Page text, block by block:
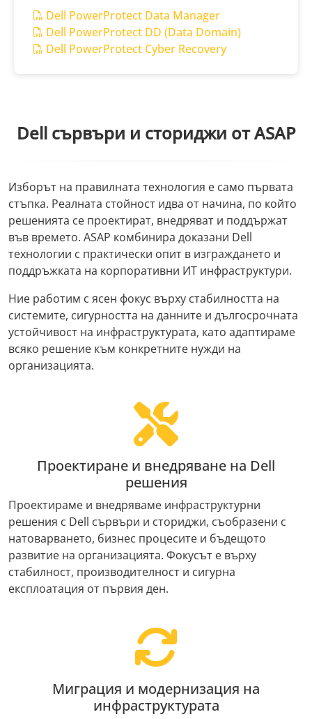
Dell PowerProtect Data Manager
Dell PowerProtect DD (Data Domain)
Dell PowerProtect Cyber Recovery
Dell сървъри и сториджи от ASAP
Изборът на правилната технология е само първата
стъпка. Реалната стойност идва от начина, по който
решенията се проектират, внедряват и поддържат
във времето. ASAP комбинира доказани Dell
технологии с практически опит в изграждането и
поддръжката на корпоративни ИТ инфраструктури.
Ние работим с ясен фокус върху стабилността на
системите, сигурността на данните и дългосрочната
устойчивост на инфраструктурата, като адаптираме
всяко решение към конкретните нужди на
организацията.
Проектиране и внедряване на Dell
решения
Проектираме и внедряваме инфраструктурни
решения с Dell сървъри и сториджи, съобразени с
натоварването, бизнес процесите и бъдещото
развитие на организацията. Фокусът е върху
стабилност, производителност и сигурна
експлоатация от първия ден.
Миграция и модернизация на
инфраструктурата